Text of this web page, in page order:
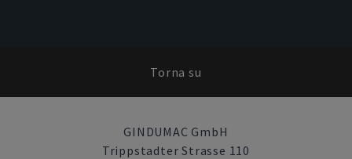
Torna su
GINDUMAC GmbH
Trippstadter Strasse 110